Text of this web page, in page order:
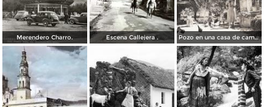
Merendero Charro. Escena Callejera . Pozo en una casa de campo